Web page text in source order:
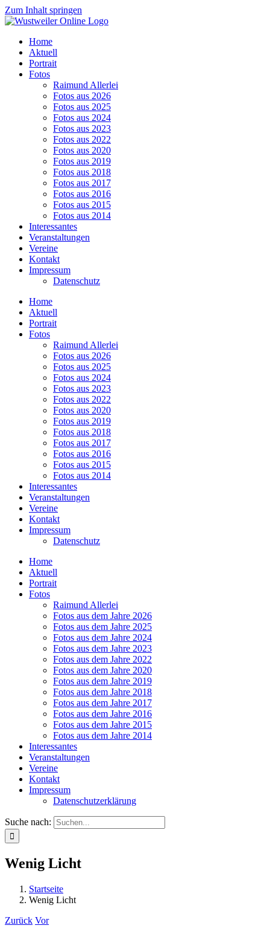
Zum Inhalt springen
Home
Aktuell
Portrait
Fotos
Raimund Allerlei
Fotos aus 2026
Fotos aus 2025
Fotos aus 2024
Fotos aus 2023
Fotos aus 2022
Fotos aus 2020
Fotos aus 2019
Fotos aus 2018
Fotos aus 2017
Fotos aus 2016
Fotos aus 2015
Fotos aus 2014
Interessantes
Veranstaltungen
Vereine
Kontakt
Impressum
Datenschutz
Home
Aktuell
Portrait
Fotos
Raimund Allerlei
Fotos aus 2026
Fotos aus 2025
Fotos aus 2024
Fotos aus 2023
Fotos aus 2022
Fotos aus 2020
Fotos aus 2019
Fotos aus 2018
Fotos aus 2017
Fotos aus 2016
Fotos aus 2015
Fotos aus 2014
Interessantes
Veranstaltungen
Vereine
Kontakt
Impressum
Datenschutz
Home
Aktuell
Portrait
Fotos
Raimund Allerlei
Fotos aus dem Jahre 2026
Fotos aus dem Jahre 2025
Fotos aus dem Jahre 2024
Fotos aus dem Jahre 2023
Fotos aus dem Jahre 2022
Fotos aus dem Jahre 2020
Fotos aus dem Jahre 2019
Fotos aus dem Jahre 2018
Fotos aus dem Jahre 2017
Fotos aus dem Jahre 2016
Fotos aus dem Jahre 2015
Fotos aus dem Jahre 2014
Interessantes
Veranstaltungen
Vereine
Kontakt
Impressum
Datenschutzerklärung
Suche nach:
Wenig Licht
Startseite
Wenig Licht
Zurück Vor